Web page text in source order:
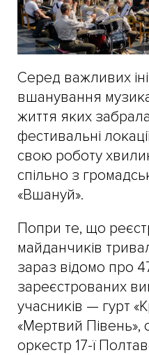
Серед важливих
вшанування
життя яких забрала
фестивальні
свою роботу
спільно з
«Вшануй».
Попри те, що
майданчиків
зараз відомо про
зареєстрованих
учасників — гурт
«Мертвий Півень»,
оркестр 17-ї